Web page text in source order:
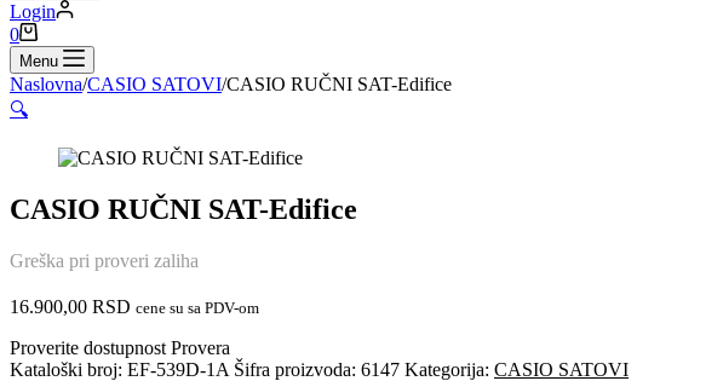
Login
Shopping
cart
0
Menu
Naslovna/CASIO SATOVI/CASIO RUČNI SAT-Edifice
🔍
CASIO RUČNI SAT-Edifice
Greška pri proveri zaliha
16.900,00 RSD cene su sa PDV-om
Proverite dostupnost Provera
Kataloški broj: EF-539D-1A Šifra proizvoda: 6147 Kategorija: CASIO SATOVI